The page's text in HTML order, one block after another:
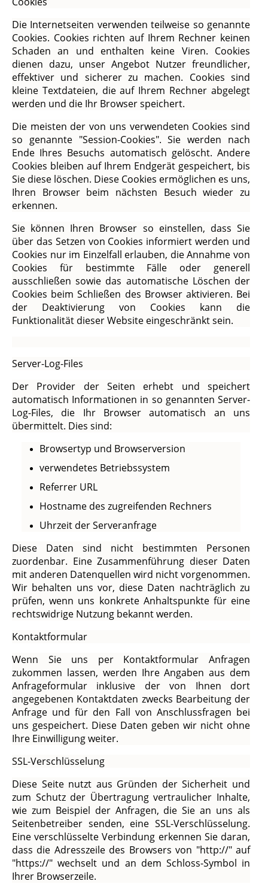
Die Internetseiten verwenden teilweise so genannte
Cookies. Cookies richten auf Ihrem Rechner keinen
Schaden an und enthalten keine Viren. Cookies
dienen dazu, unser Angebot Nutzer freundlicher,
effektiver und sicherer zu machen. Cookies sind
kleine Textdateien, die auf Ihrem Rechner abgelegt
werden und die Ihr Browser speichert.
Die meisten der von uns verwendeten Cookies sind
so genannte "Session-Cookies". Sie werden nach
Ende Ihres Besuchs automatisch gelöscht. Andere
Cookies bleiben auf Ihrem Endgerät gespeichert, bis
Sie diese löschen. Diese Cookies ermöglichen es uns,
Ihren Browser beim nächsten Besuch wieder zu
erkennen.
Sie können Ihren Browser so einstellen, dass Sie
über das Setzen von Cookies informiert werden und
Cookies nur im Einzelfall erlauben, die Annahme von
Cookies für bestimmte Fälle oder generell
ausschließen sowie das automatische Löschen der
Cookies beim Schließen des Browser aktivieren. Bei
der Deaktivierung von Cookies kann die
Funktionalität dieser Website eingeschränkt sein.
Server-Log-Files
Der Provider der Seiten erhebt und speichert
automatisch Informationen in so genannten Server-
Log-Files, die Ihr Browser automatisch an uns
übermittelt. Dies sind:
Browsertyp und Browserversion
verwendetes Betriebssystem
Referrer URL
Hostname des zugreifenden Rechners
Uhrzeit der Serveranfrage
Diese Daten sind nicht bestimmten Personen
zuordenbar. Eine Zusammenführung dieser Daten
mit anderen Datenquellen wird nicht vorgenommen.
Wir behalten uns vor, diese Daten nachträglich zu
prüfen, wenn uns konkrete Anhaltspunkte für eine
rechtswidrige Nutzung bekannt werden.
Kontaktformular
Wenn Sie uns per Kontaktformular Anfragen
zukommen lassen, werden Ihre Angaben aus dem
Anfrageformular inklusive der von Ihnen dort
angegebenen Kontaktdaten zwecks Bearbeitung der
Anfrage und für den Fall von Anschlussfragen bei
uns gespeichert. Diese Daten geben wir nicht ohne
Ihre Einwilligung weiter.
SSL-Verschlüsselung
Diese Seite nutzt aus Gründen der Sicherheit und
zum Schutz der Übertragung vertraulicher Inhalte,
wie zum Beispiel der Anfragen, die Sie an uns als
Seitenbetreiber senden, eine SSL-Verschlüsselung.
Eine verschlüsselte Verbindung erkennen Sie daran,
dass die Adresszeile des Browsers von "http://" auf
"https://" wechselt und an dem Schloss-Symbol in
Ihrer Browserzeile.